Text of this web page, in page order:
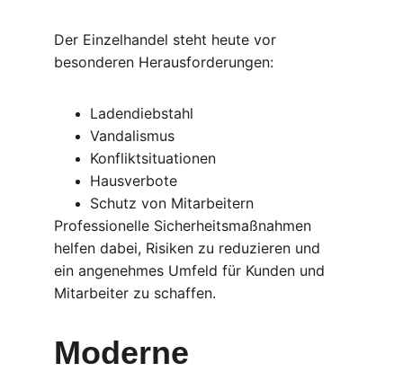
Der Einzelhandel steht heute vor
besonderen Herausforderungen:
Ladendiebstahl
Vandalismus
Konfliktsituationen
Hausverbote
Schutz von Mitarbeitern
Professionelle Sicherheitsmaßnahmen
helfen dabei, Risiken zu reduzieren und
ein angenehmes Umfeld für Kunden und
Mitarbeiter zu schaffen.
Moderne